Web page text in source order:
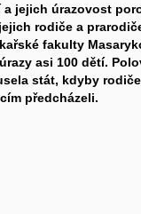
jejich úrazovost
rodiče a
fakulty
asi 100 dětí.
stát, kdyby
předcházeli.